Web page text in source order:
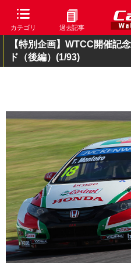
カテゴリ 過去記事
【特別企画】WTCC開催記
ド（後編） (1/93)